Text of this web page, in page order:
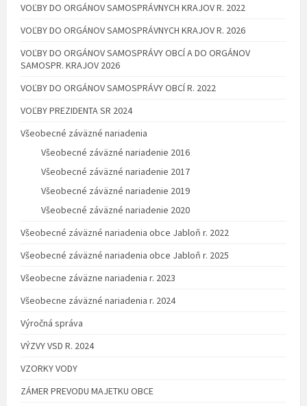
VOĽBY DO ORGÁNOV SAMOSPRÁVNYCH KRAJOV R. 2022
VOĽBY DO ORGÁNOV SAMOSPRÁVNYCH KRAJOV R. 2026
VOĽBY DO ORGÁNOV SAMOSPRÁVY OBCÍ A DO ORGÁNOV
SAMOSPR. KRAJOV 2026
VOĽBY DO ORGÁNOV SAMOSPRÁVY OBCÍ R. 2022
VOĽBY PREZIDENTA SR 2024
Všeobecné záväzné nariadenia
Všeobecné záväzné nariadenie 2016
Všeobecné záväzné nariadenie 2017
Všeobecné záväzné nariadenie 2019
Všeobecné záväzné nariadenie 2020
Všeobecné záväzné nariadenia obce Jabloň r. 2022
Všeobecné záväzné nariadenia obce Jabloň r. 2025
Všeobecne záväzne nariadenia r. 2023
Všeobecne záväzné nariadenia r. 2024
Výročná správa
VÝZVY VSD R. 2024
VZORKY VODY
ZÁMER PREVODU MAJETKU OBCE